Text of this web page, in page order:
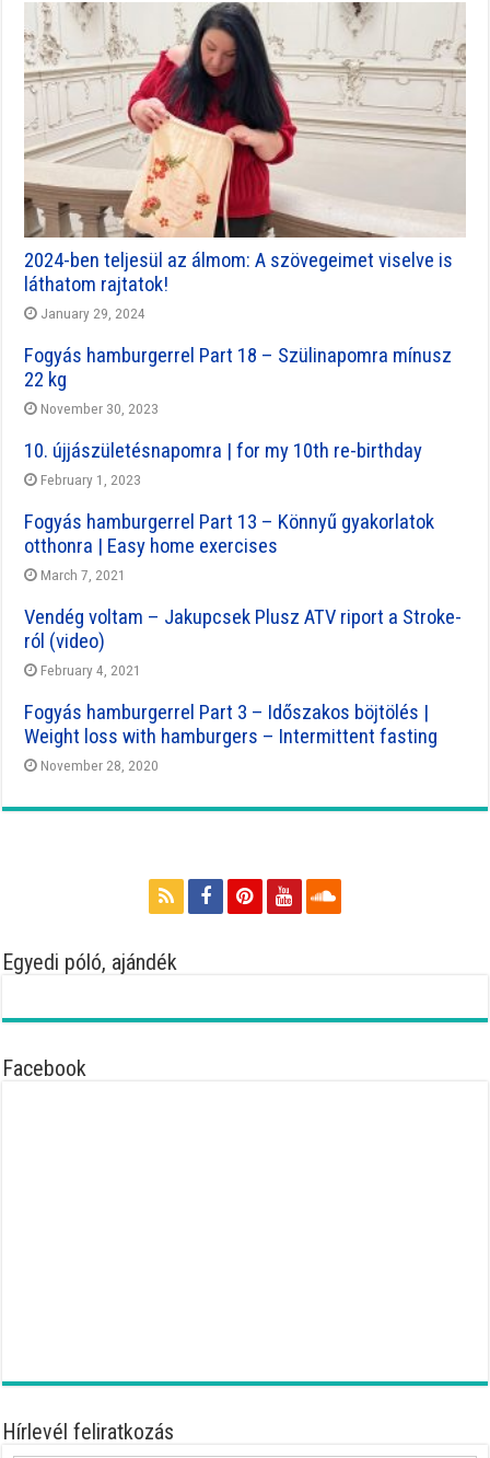
2024-ben teljesül az álmom: A szövegeimet viselve is
láthatom rajtatok!
January 29, 2024
Fogyás hamburgerrel Part 18 – Szülinapomra mínusz
22 kg
November 30, 2023
10. újjászületésnapomra | for my 10th re-birthday
February 1, 2023
Fogyás hamburgerrel Part 13 – Könnyű gyakorlatok
otthonra | Easy home exercises
March 7, 2021
Vendég voltam – Jakupcsek Plusz ATV riport a Stroke-
ról (video)
February 4, 2021
Fogyás hamburgerrel Part 3 – Időszakos böjtölés |
Weight loss with hamburgers – Intermittent fasting
November 28, 2020
Egyedi póló, ajándék
Facebook
Hírlevél feliratkozás